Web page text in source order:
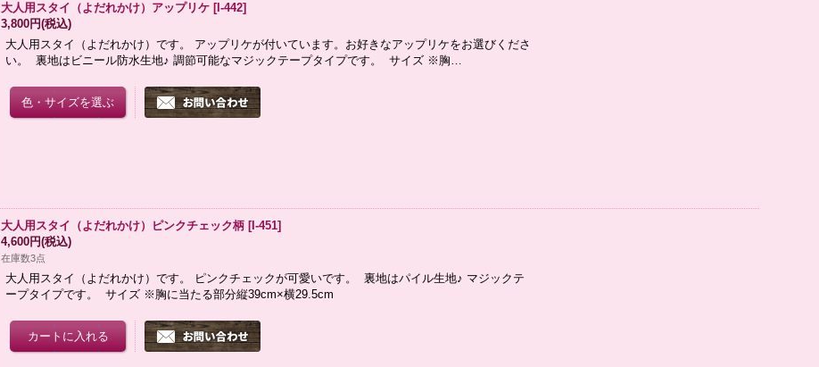
大人用スタイ（よだれかけ）アップリケ [I-442]
3,800円(税込)
大人用スタイ（よだれかけ）です。 アップリケが付いています。お好きなアップリケをお選びくださ
い。 裏地はビニール防水生地♪ 調節可能なマジックテープタイプです。 サイズ ※胸…
大人用スタイ（よだれかけ）ピンクチェック柄 [I-451]
4,600円(税込)
在庫数3点
大人用スタイ（よだれかけ）です。 ピンクチェックが可愛いです。 裏地はパイル生地♪ マジックテ
ープタイプです。 サイズ ※胸に当たる部分縦39cm×横29.5cm